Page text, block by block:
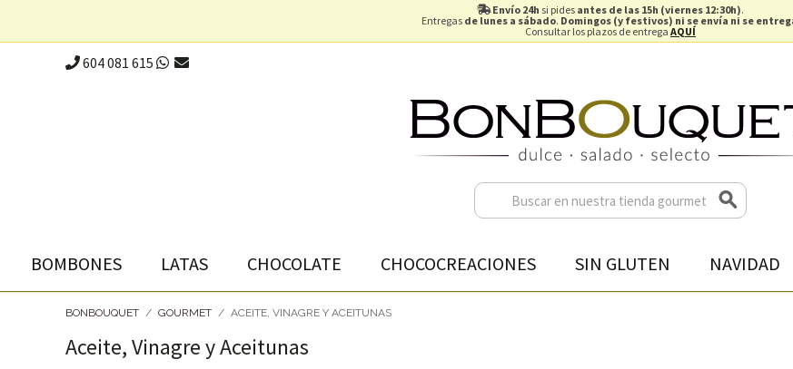
Envío 24h si pides antes de las 15h (viernes 12:30h).
Entregas de lunes a sábado. Domingos (y festivos) ni se envía ni se
Consultar los plazos de entrega AQUÍ
604 081 615
BOMBONES LATAS CHOCOLATE CHOCOCREACIONES SIN GLUTEN NAVIDAD
BONBOUQUET / GOURMET / ACEITE, VINAGRE Y ACEITUNAS
Aceite, Vinagre y Aceitunas